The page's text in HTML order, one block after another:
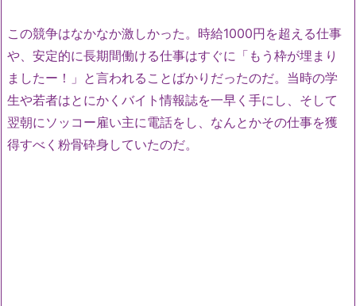
この競争はなかなか激しかった。時給1000円を超える仕事
や、安定的に長期間働ける仕事はすぐに「もう枠が埋まり
ましたー！」と言われることばかりだったのだ。当時の学
生や若者はとにかくバイト情報誌を一早く手にし、そして
翌朝にソッコー雇い主に電話をし、なんとかその仕事を獲
得すべく粉骨砕身していたのだ。